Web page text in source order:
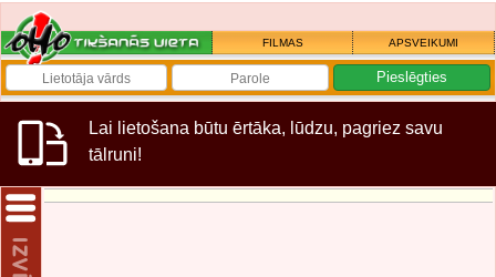
FILMAS APSVEIKUMI
Lai lietošana būtu ērtāka, lūdzu, pagriez savu
tālruni!